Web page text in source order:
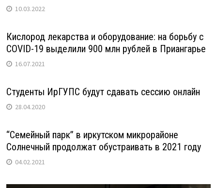
10.03.2022
Кислород лекарства и оборудование: на борьбу с
COVID-19 выделили 900 млн рублей в Приангарье
16.07.2021
Студенты ИрГУПС будут сдавать сессию онлайн
28.04.2020
“Семейный парк” в иркутском микрорайоне
Солнечный продолжат обустраивать в 2021 году
04.02.2021